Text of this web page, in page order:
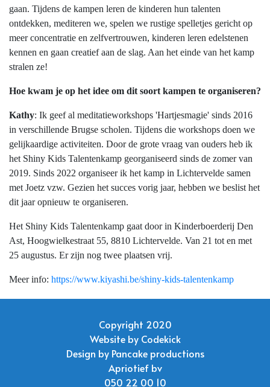
gaan. Tijdens de kampen leren de kinderen hun talenten
ontdekken, mediteren we, spelen we rustige spelletjes gericht op
meer concentratie en zelfvertrouwen, kinderen leren edelstenen
kennen en gaan creatief aan de slag. Aan het einde van het kamp
stralen ze!
Hoe kwam je op het idee om dit soort kampen te organiseren?
Kathy: Ik geef al meditatieworkshops 'Hartjesmagie' sinds 2016
in verschillende Brugse scholen. Tijdens die workshops doen we
gelijkaardige activiteiten. Door de grote vraag van ouders heb ik
het Shiny Kids Talentenkamp georganiseerd sinds de zomer van
2019. Sinds 2022 organiseer ik het kamp in Lichtervelde samen
met Joetz vzw. Gezien het succes vorig jaar, hebben we beslist het
dit jaar opnieuw te organiseren.
Het Shiny Kids Talentenkamp gaat door in Kinderboerderij Den
Ast, Hoogwielkestraat 55, 8810 Lichtervelde. Van 21 tot en met
25 augustus. Er zijn nog twee plaatsen vrij.
Meer info: https://www.kiyashi.be/shiny-kids-talentenkamp
Copyright 2020
Website by Codekick
Design by Pancake productions
Apriotief bv
050 22 00 10